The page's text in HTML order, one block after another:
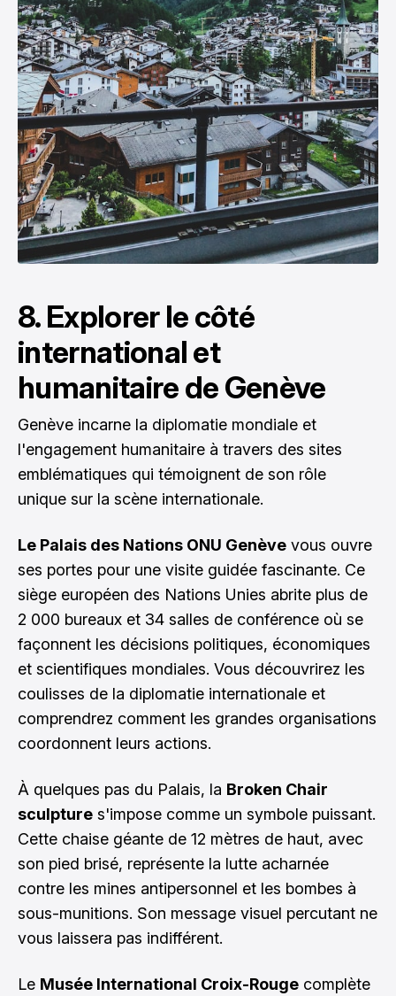
8. Explorer le côté
international et
humanitaire de Genève
Genève incarne la diplomatie mondiale et
l'engagement humanitaire à travers des sites
emblématiques qui témoignent de son rôle
unique sur la scène internationale.
Le Palais des Nations ONU Genève vous ouvre
ses portes pour une visite guidée fascinante. Ce
siège européen des Nations Unies abrite plus de
2 000 bureaux et 34 salles de conférence où se
façonnent les décisions politiques, économiques
et scientifiques mondiales. Vous découvrirez les
coulisses de la diplomatie internationale et
comprendrez comment les grandes organisations
coordonnent leurs actions.
À quelques pas du Palais, la Broken Chair
sculpture s'impose comme un symbole puissant.
Cette chaise géante de 12 mètres de haut, avec
son pied brisé, représente la lutte acharnée
contre les mines antipersonnel et les bombes à
sous-munitions. Son message visuel percutant ne
vous laissera pas indifférent.
Le Musée International Croix-Rouge complète